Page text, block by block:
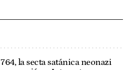
764, la secta satánica neonazi